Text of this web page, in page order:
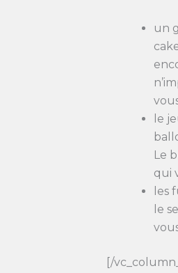
un
le
Le
qui
les
le
[/